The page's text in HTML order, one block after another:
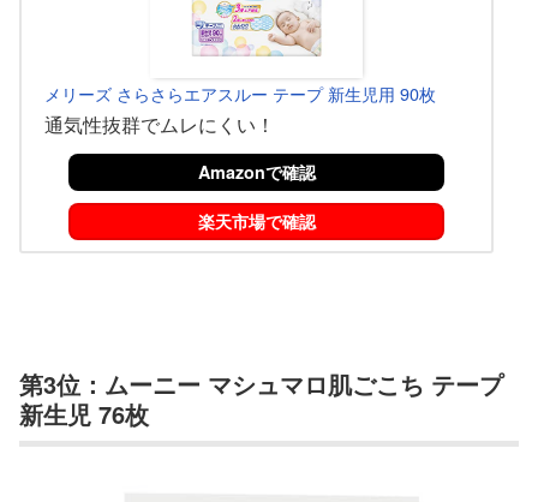
メリーズ さらさらエアスルー テープ 新生児用 90枚
通気性抜群でムレにくい！
Amazonで確認
楽天市場で確認
第3位：ムーニー マシュマロ肌ごこち テープ
新生児 76枚